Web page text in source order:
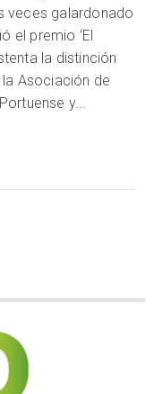
veces galardonado
el premio ‘El
la distinción
la Asociación de
y...